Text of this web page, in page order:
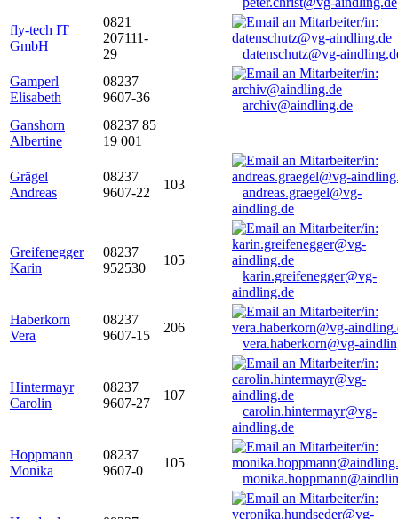
fly-tech IT
GmbH
0821
207111-
29
datenschutz@vg-
Gamperl
Elisabeth
08237
9607-36
archiv@aindling.de
Ganshorn
Albertine
08237 85
19 001
Grägel
Andreas
08237
9607-22
103
andreas.graegel@vg-
aindling.de
Greifenegger
Karin
08237
952530
105
karin.greifenegger@vg-
aindling.de
Haberkorn
Vera
08237
9607-15
206
vera.haberkorn@vg-
Hintermayr
Carolin
08237
9607-27
107
carolin.hintermayr@vg-
aindling.de
Hoppmann
Monika
08237
9607-0
105